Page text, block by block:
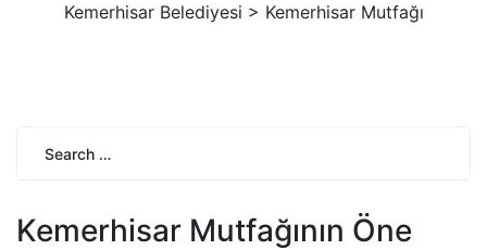
Kemerhisar Belediyesi > Kemerhisar Mutfağı
Kemerhisar Mutfağının Öne